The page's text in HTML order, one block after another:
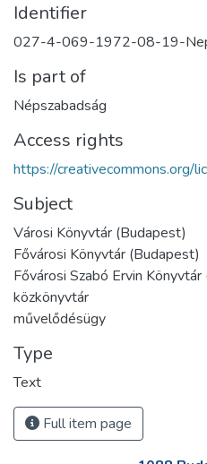
Identifier
027-4-069-1972-08-19-
Is part of
Népszabadság
Access rights
https://creativecommons.org/
Subject
Városi Könyvtár (Budapest)
Fővárosi Könyvtár (Budapest)
Fővárosi Szabó Ervin
közkönyvtár
művelődésügy
Type
Text
Full item page